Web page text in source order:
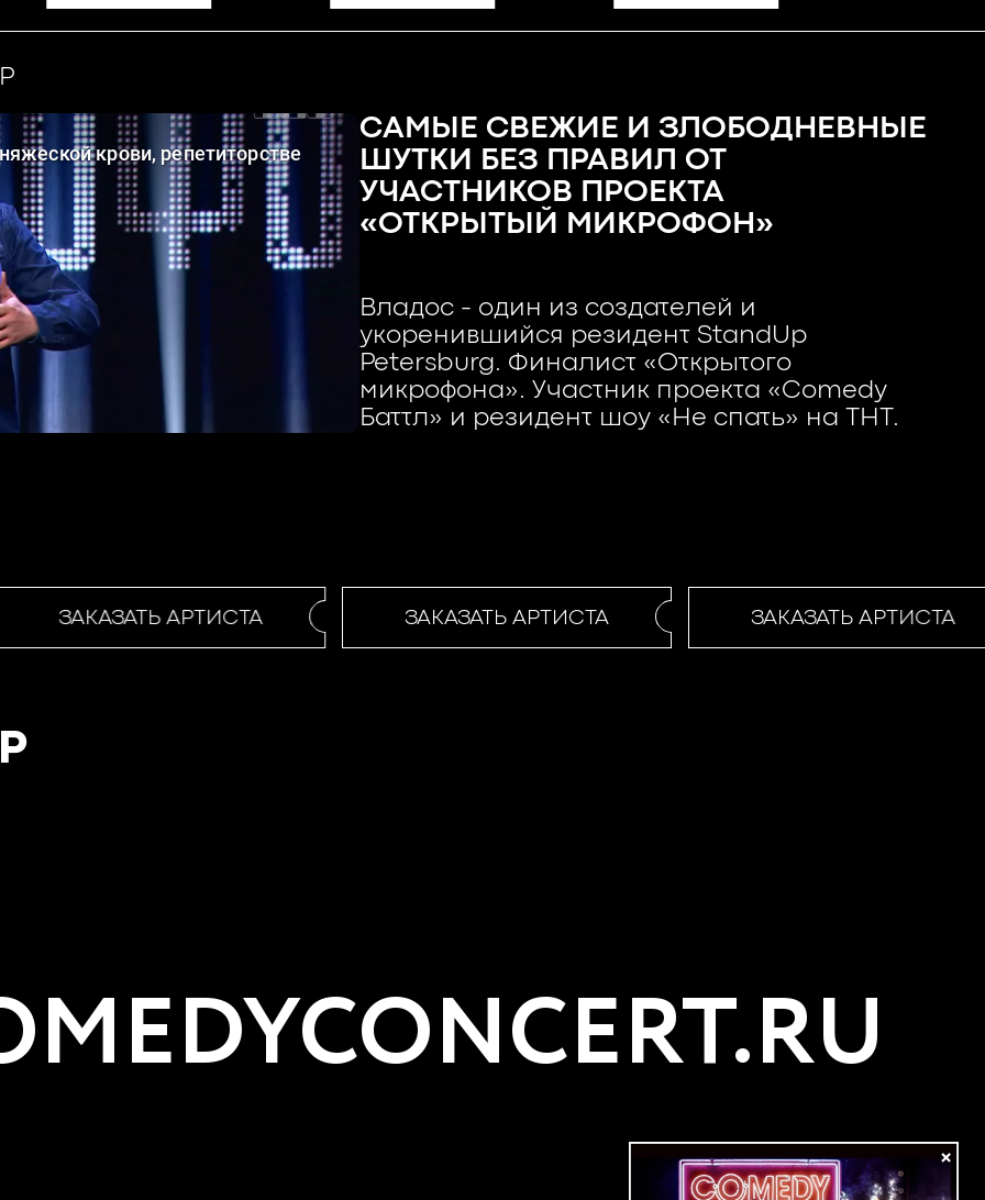
САМЫЕ СВЕЖИЕ И ЗЛОБОДНЕВНЫЕ
ШУТКИ БЕЗ ПРАВИЛ ОТ
УЧАСТНИКОВ ПРОЕКТА
«ОТКРЫТЫЙ МИКРОФОН»
Владос - один из создателей и
укоренившийся резидент StandUp
Petersburg. Финалист «Открытого
микрофона». Участник проекта «Comedy
Баттл» и резидент шоу «Не спать» на ТНТ.
ЗАКАЗАТЬ АРТИСТА ЗАКАЗАТЬ АРТИСТА ЗАКАЗАТЬ АРТИСТА
×